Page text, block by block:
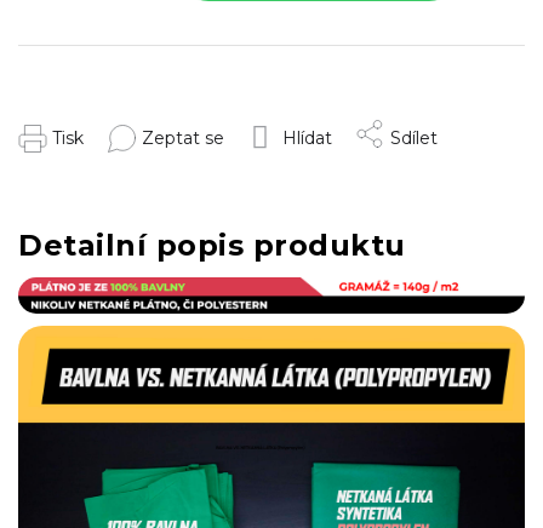
Tisk Zeptat se Hlídat Sdílet
Detailní popis produktu